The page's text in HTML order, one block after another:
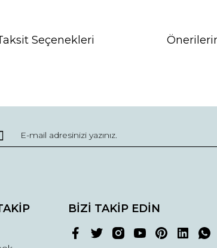
Seçenekleri
BİZİ TAKİP EDİN